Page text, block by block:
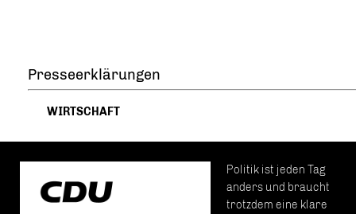
Presseerklärungen
WIRTSCHAFT
Politik ist jeden Tag
anders und braucht
trotzdem eine klare